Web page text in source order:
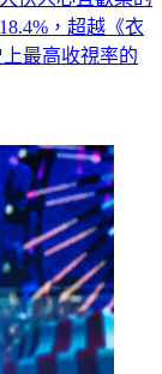
，超越《衣
最高收視率的